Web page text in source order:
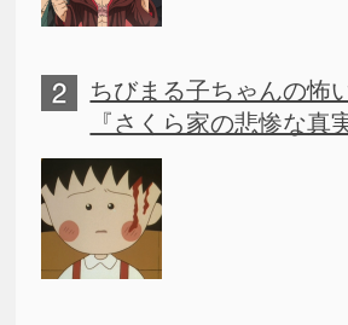
ちびまる子ちゃんの怖
『さくら家の悲惨な真